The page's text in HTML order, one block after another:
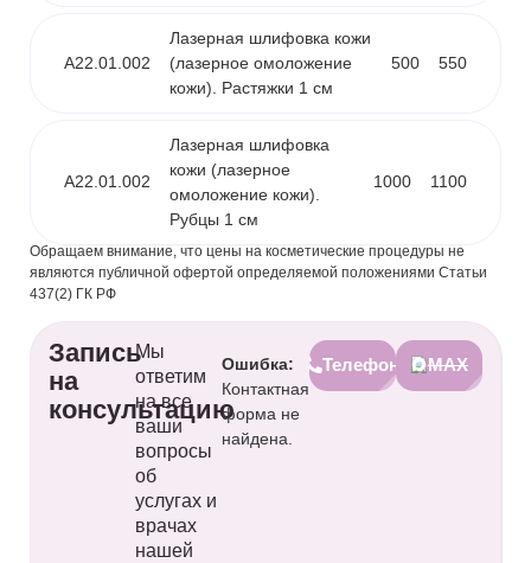
A22.01.002
Лазерная шлифовка кожи
(лазерное омоложение
кожи). Растяжки 1 см
500 550
A22.01.002
Лазерная шлифовка
кожи (лазерное
омоложение кожи).
Рубцы 1 см
1000 1100
Обращаем внимание, что цены на косметические процедуры не
являются публичной офертой определяемой положениями Статьи
437(2) ГК РФ
Запись
на
консультацию
Мы
ответим
на все
ваши
вопросы
об
услугах и
врачах
нашей
Ошибка:
Контактная
форма не
найдена.
Телефон MAX